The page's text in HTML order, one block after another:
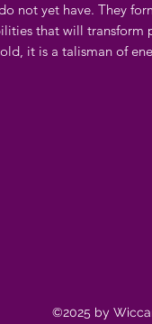
not yet have. They
that will transform
it is a talisman of
©2025 by